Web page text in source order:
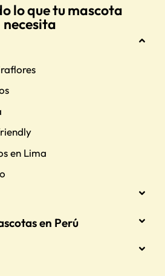
lo que tu mascota
necesita
en Lima
en Perú